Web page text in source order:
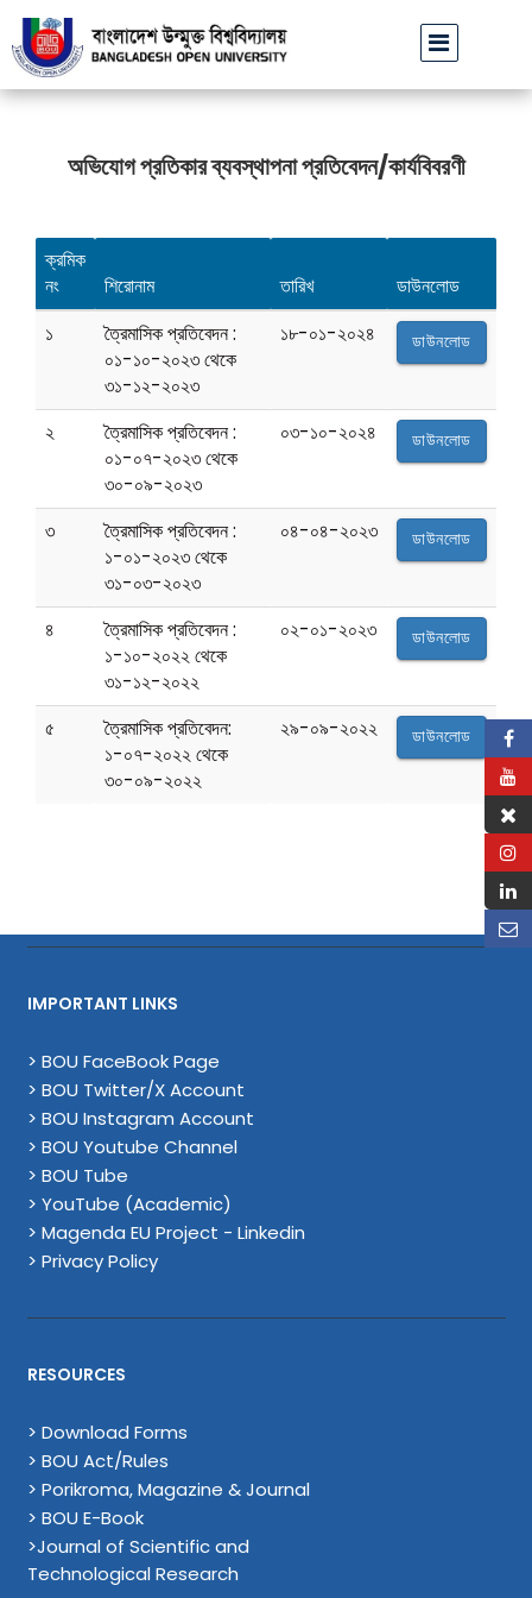
বাউবি উপাচার্যের পরিচয়ে প্রতারণার চেষ্টা: সর্বসাধারণকে সতর্ক
অভিযোগ প্রতিকার ব্যবস্থাপনা প্রতিবেদন/কার্যবিবরণী
ক্রমিক
নং
শিরোনাম তারিখ
ডাউনলোড
১
ত্রৈমাসিক প্রতিবেদন :
০১-১০-২০২৩ থেকে
৩১-১২-২০২৩
১৮-০১-২০২৪ ডাউনলোড
২
ত্রৈমাসিক প্রতিবেদন :
০১-০৭-২০২৩ থেকে
৩০-০৯-২০২৩
০৩-১০-২০২৪ ডাউনলোড
৩
ত্রৈমাসিক প্রতিবেদন :
১-০১-২০২৩ থেকে
৩১-০৩-২০২৩
০৪-০৪-২০২৩ ডাউনলোড
৪
ত্রৈমাসিক প্রতিবেদন :
১-১০-২০২২ থেকে
৩১-১২-২০২২
০২-০১-২০২৩ ডাউনলোড
৫
ত্রৈমাসিক প্রতিবেদন:
১-০৭-২০২২ থেকে
৩০-০৯-২০২২
২৯-০৯-২০২২ ডাউনলোড
IMPORTANT LINKS
> BOU FaceBook Page
> BOU Twitter/X Account
> BOU Instagram Account
> BOU Youtube Channel
> BOU Tube
> YouTube (Academic)
> Magenda EU Project - Linkedin
> Privacy Policy
RESOURCES
> Download Forms
> BOU Act/Rules
> Porikroma, Magazine & Journal
> BOU E-Book
>Journal of Scientific and
Technological Research